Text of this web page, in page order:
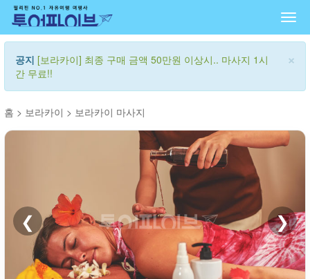
×
공지 [보라카이] 최종 구매 금액 50만원 이상시.. 마사지 1시
간 무료!!
홈 > 보라카이 > 보라카이 마사지
❮ ❯